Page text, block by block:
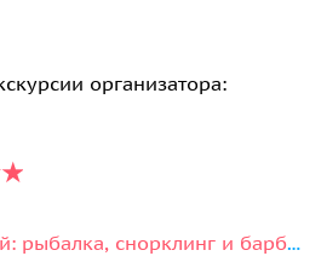
организатора:
"Волны приключений: рыбалка, снорклинг и барбекю на диком пляже"